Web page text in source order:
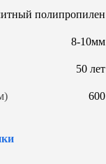
полипропилен
8-10мм
50 лет
600